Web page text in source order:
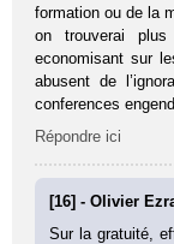
formation ou de la
on trouverai
economisant sur
abusent de
conferences
Répondre ici
[16] - Olivier
Sur la gratuité,